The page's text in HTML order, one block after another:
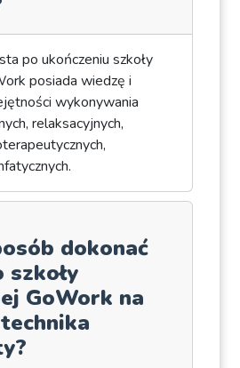
po ukończeniu szkoły
posiada wiedzę i
wykonywania
relaksacyjnych,
dokonać
szkoły
GoWork na